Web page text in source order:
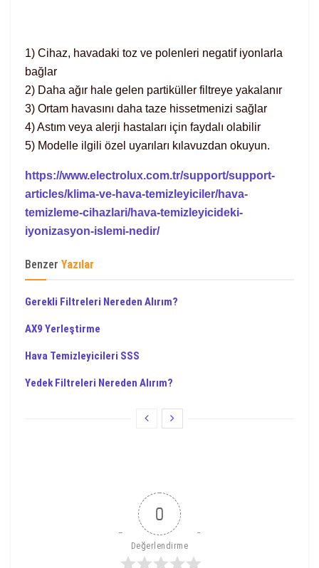
1) Cihaz, havadaki toz ve polenleri negatif iyonlarla
bağlar
2) Daha ağır hale gelen partiküller filtreye yakalanır
3) Ortam havasını daha taze hissetmenizi sağlar
4) Astım veya alerji hastaları için faydalı olabilir
5) Modelle ilgili özel uyarıları kılavuzdan okuyun.
https://www.electrolux.com.tr/support/support-
articles/klima-ve-hava-temizleyiciler/hava-
temizleme-cihazlari/hava-temizleyicideki-
iyonizasyon-islemi-nedir/
Benzer Yazılar
Gerekli Filtreleri Nereden Alırım?
AX9 Yerleştirme
Hava Temizleyicileri SSS
Yedek Filtreleri Nereden Alırım?
0
Değerlendirme